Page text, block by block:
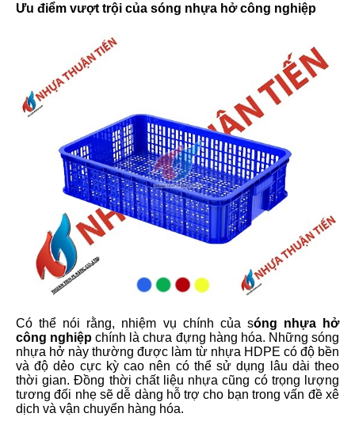
Ưu điểm vượt trội của sóng nhựa hở công nghiệp
Có thể nói rằng, nhiệm vụ chính của sóng nhựa hở
công nghiệp chính là chưa đựng hàng hóa. Những sóng
nhựa hở này thường được làm từ nhựa HDPE có độ bền
và độ dẻo cực kỳ cao nên có thể sử dụng lâu dài theo
thời gian. Đồng thời chất liệu nhựa cũng có trọng lượng
tương đối nhẹ sẽ dễ dàng hỗ trợ cho bạn trong vấn đề xê
dịch và vận chuyển hàng hóa.